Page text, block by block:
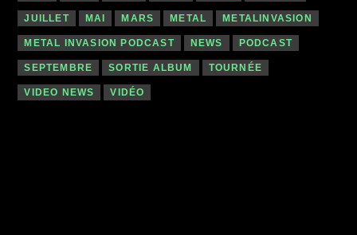
JUILLET MAI MARS METAL METALINVASION
METAL INVASION PODCAST NEWS PODCAST
SEPTEMBRE SORTIE ALBUM TOURNÉE
VIDEO NEWS VIDÉO